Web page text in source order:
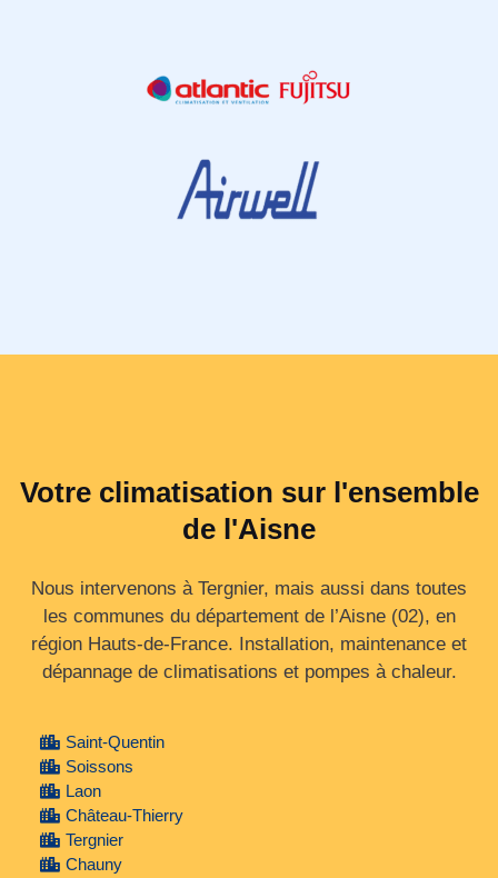
Votre climatisation sur l'ensemble
de l'Aisne
Nous intervenons à Tergnier, mais aussi dans toutes
les communes du département de l’Aisne (02), en
région Hauts‑de‑France. Installation, maintenance et
dépannage de climatisations et pompes à chaleur.
Saint-Quentin
Soissons
Laon
Château-Thierry
Tergnier
Chauny